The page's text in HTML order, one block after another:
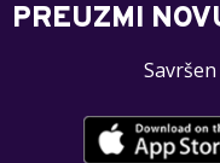
PREUZMI